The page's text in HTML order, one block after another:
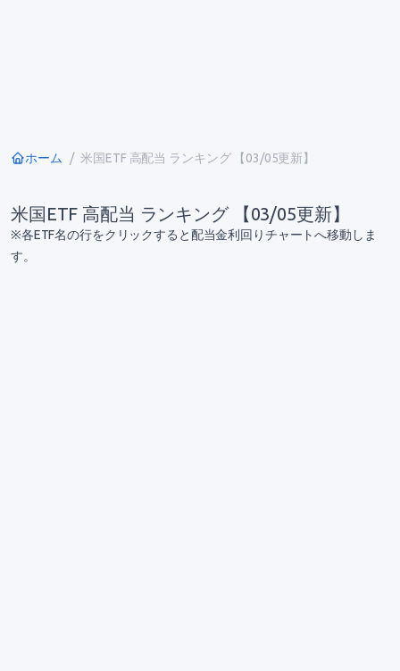
ホーム 米国ETF 高配当 ランキング 【03/05更新】
米国ETF 高配当 ランキング 【03/05更新】
※各ETF名の行をクリックすると配当金利回りチャートへ移動しま
す。